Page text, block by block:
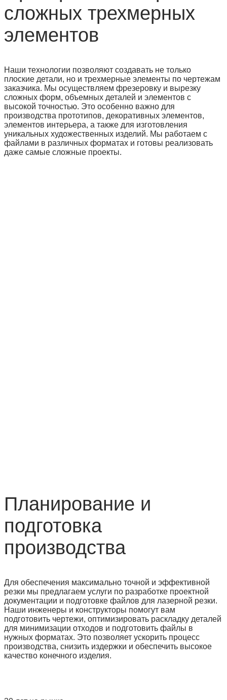
сложных трехмерных
элементов
Наши технологии позволяют создавать не только
плоские детали, но и трехмерные элементы по чертежам
заказчика. Мы осуществляем фрезеровку и вырезку
сложных форм, объемных деталей и элементов с
высокой точностью. Это особенно важно для
производства прототипов, декоративных элементов,
элементов интерьера, а также для изготовления
уникальных художественных изделий. Мы работаем с
файлами в различных форматах и готовы реализовать
даже самые сложные проекты.
Планирование и
подготовка
производства
Для обеспечения максимально точной и эффективной
резки мы предлагаем услуги по разработке проектной
документации и подготовке файлов для лазерной резки.
Наши инженеры и конструкторы помогут вам
подготовить чертежи, оптимизировать раскладку деталей
для минимизации отходов и подготовить файлы в
нужных форматах. Это позволяет ускорить процесс
производства, снизить издержки и обеспечить высокое
качество конечного изделия.